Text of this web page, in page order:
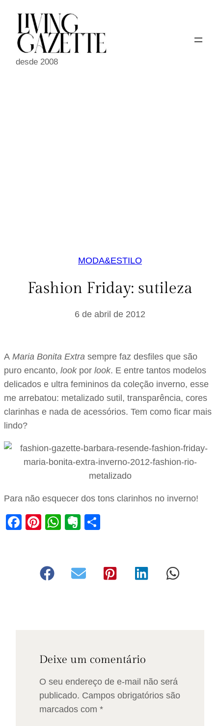
conteúdo
desde 2008
MODA&ESTILO
Fashion Friday: sutileza
6 de abril de 2012
A Maria Bonita Extra sempre faz desfiles que são
puro encanto, lookpor look. E entre tantos modelos
delicados e ultra femininos da coleção inverno, esse
me arrebatou: metalizado sutil, transparência, cores
clarinhas e nada de acessórios. Tem como ficar mais
lindo?
Para não esquecer dos tons clarinhos no inverno!
Facebook
Pinterest
WhatsApp
Evernote
Deixe um comentário
O seu endereço de e-mail não será
publicado. Campos obrigatórios são
marcados com *